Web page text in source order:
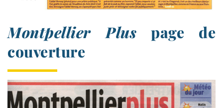
Montpellier Plus page de
couverture